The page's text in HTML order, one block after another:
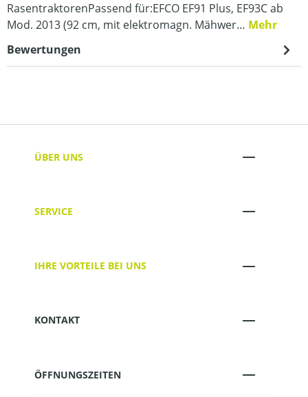
RasentraktorenPassend für:EFCO EF91 Plus, EF93C ab
Mod. 2013 (92 cm, mit elektromagn. Mähwer… Mehr
Bewertungen
ÜBER UNS
SERVICE
IHRE VORTEILE BEI UNS
KONTAKT
ÖFFNUNGSZEITEN